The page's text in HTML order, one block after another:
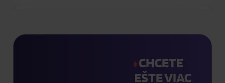
CHCETE
EŠTE VIAC